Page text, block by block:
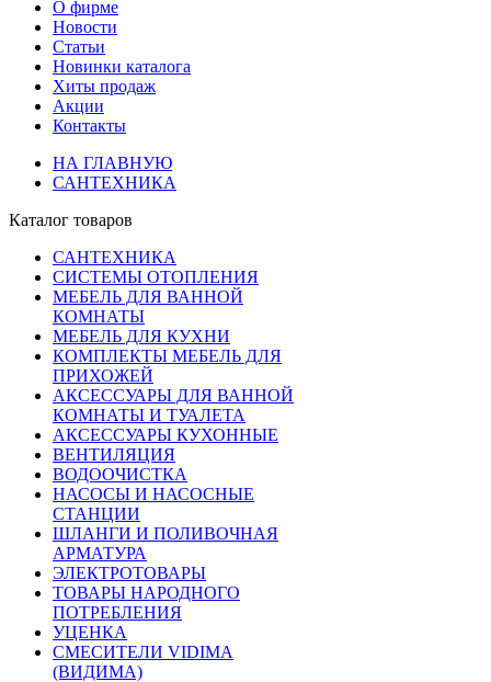
О фирме
Новости
Статьи
Новинки каталога
Хиты продаж
Акции
Контакты
НА ГЛАВНУЮ
САНТЕХНИКА
Каталог товаров
САНТЕХНИКА
СИСТЕМЫ ОТОПЛЕНИЯ
МЕБЕЛЬ ДЛЯ ВАННОЙ
КОМНАТЫ
МЕБЕЛЬ ДЛЯ КУХНИ
КОМПЛЕКТЫ МЕБЕЛЬ ДЛЯ
ПРИХОЖЕЙ
АКСЕССУАРЫ ДЛЯ ВАННОЙ
КОМНАТЫ И ТУАЛЕТА
АКСЕССУАРЫ КУХОННЫЕ
ВЕНТИЛЯЦИЯ
ВОДООЧИСТКА
НАСОСЫ И НАСОСНЫЕ
СТАНЦИИ
ШЛАНГИ И ПОЛИВОЧНАЯ
АРМАТУРА
ЭЛЕКТРОТОВАРЫ
ТОВАРЫ НАРОДНОГО
ПОТРЕБЛЕНИЯ
УЦЕНКА
СМЕСИТЕЛИ VIDIMA
(ВИДИМА)